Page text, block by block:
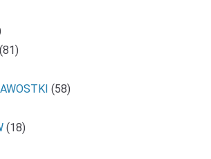
(81)
(58)
(18)